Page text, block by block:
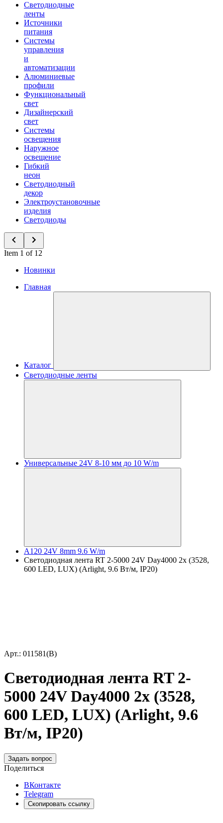
Светодиодные
ленты
Источники
питания
Системы
управления
и
автоматизации
Алюминиевые
профили
Функциональный
свет
Дизайнерский
свет
Системы
освещения
Наружное
освещение
Гибкий
неон
Светодиодный
декор
Электроустановочные
изделия
Светодиоды
Item 1 of 12
Новинки
Главная
Каталог
Светодиодные ленты
Универсальные 24V 8-10 мм до 10 W/m
A120 24V 8mm 9.6 W/m
Светодиодная лента RT 2-5000 24V Day4000 2x (3528,
600 LED, LUX) (Arlight, 9.6 Вт/м, IP20)
Арт.: 011581(B)
Светодиодная лента RT 2-
5000 24V Day4000 2x (3528,
600 LED, LUX) (Arlight, 9.6
Вт/м, IP20)
Задать вопрос
Поделиться
ВКонтакте
Telegram
Скопировать ссылку